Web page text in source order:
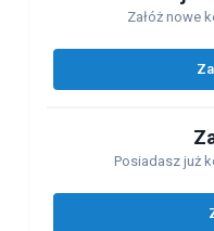
Załóż nowe
Posiadasz już